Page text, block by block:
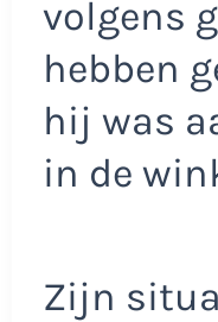
volgens
hebben
hij was
in de
Zijn